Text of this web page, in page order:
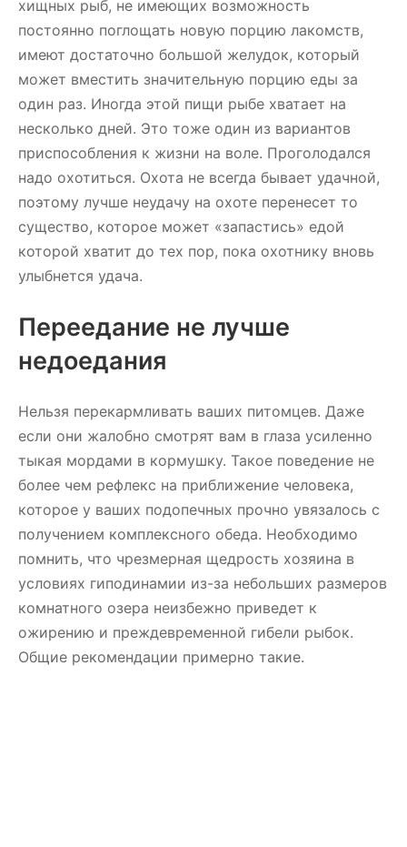
хищных рыб, не имеющих возможность
постоянно поглощать новую порцию лакомств,
имеют достаточно большой желудок, который
может вместить значительную порцию еды за
один раз. Иногда этой пищи рыбе хватает на
несколько дней. Это тоже один из вариантов
приспособления к жизни на воле. Проголодался
надо охотиться. Охота не всегда бывает удачной,
поэтому лучше неудачу на охоте перенесет то
существо, которое может «запастись» едой
которой хватит до тех пор, пока охотнику вновь
улыбнется удача.
Переедание не лучше
недоедания
Нельзя перекармливать ваших питомцев. Даже
если они жалобно смотрят вам в глаза усиленно
тыкая мордами в кормушку. Такое поведение не
более чем рефлекс на приближение человека,
которое у ваших подопечных прочно увязалось с
получением комплексного обеда. Необходимо
помнить, что чрезмерная щедрость хозяина в
условиях гиподинамии из-за небольших размеров
комнатного озера неизбежно приведет к
ожирению и преждевременной гибели рыбок.
Общие рекомендации примерно такие.